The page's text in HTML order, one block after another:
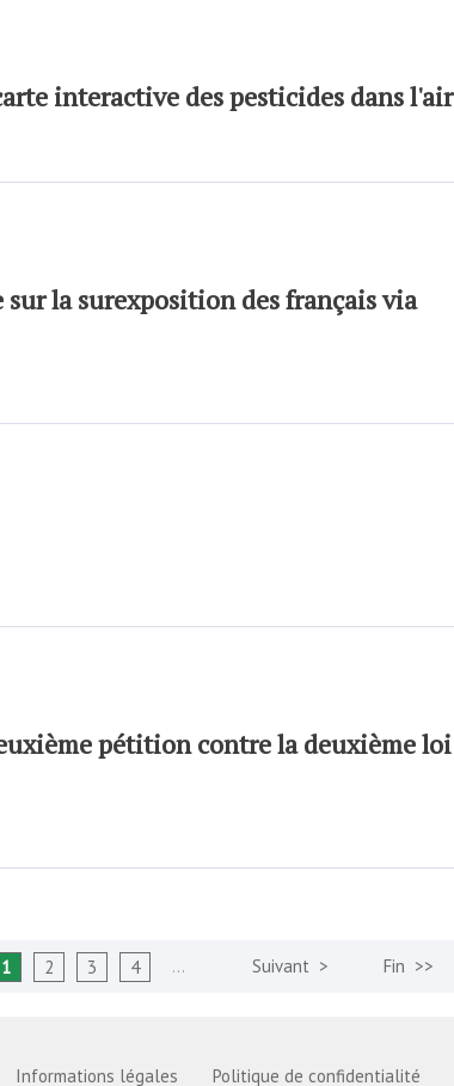
interactive des pesticides dans l'air
la surexposition des français via
pétition contre la deuxième loi
1 2 3 4 …
Informations légales Politique de confidentialité